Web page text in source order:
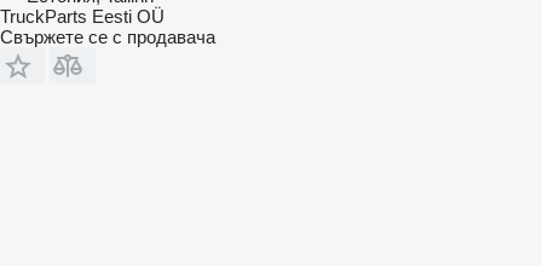
TruckParts Eesti OÜ
Свържете се с продавача